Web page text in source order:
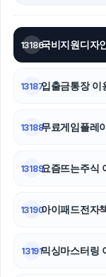
13186
13187입출금통장
13188무료게임플레
13189요즘뜨는주식
13190아이패드전자
13191믹싱마스터링